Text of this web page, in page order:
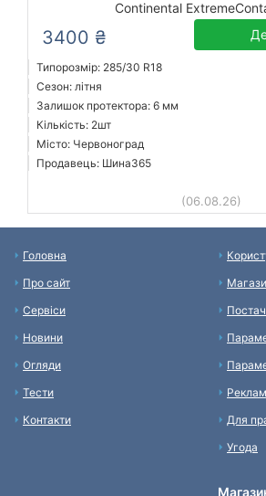
Continental
3400 ₴
Типорозмір: 285/30 R18
Сезон: літня
Залишок протектора: 6 мм
Кількість: 2шт
Місто: Червоноград
Продавець: Шина365
(06.08.26)
Головна
Про сайт
Сервіси
Новини
Огляди
Тести
Контакти
Для
Угода